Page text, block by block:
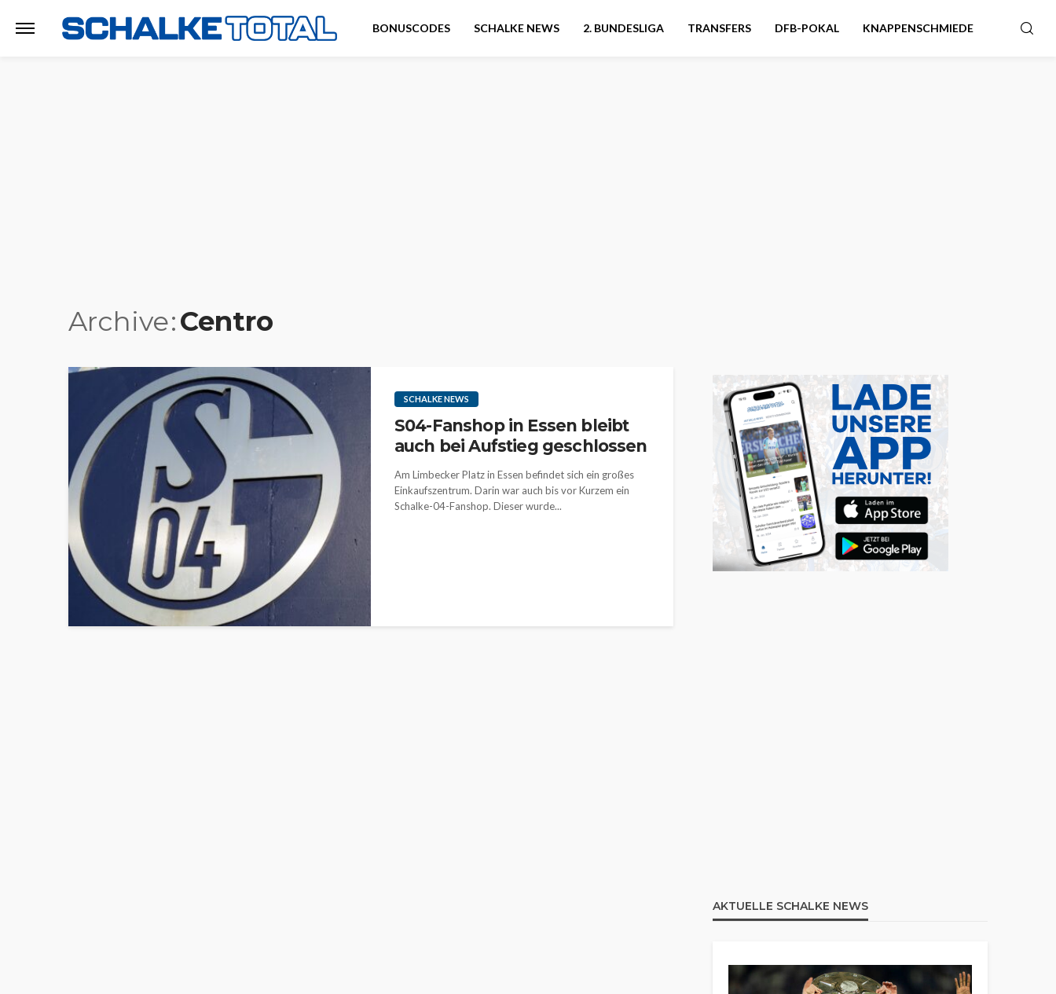
BONUSCODES SCHALKE NEWS 2. BUNDESLIGA TRANSFERS DFB-POKAL KNAPPENSCHMIEDE
Archive Centro
SCHALKE NEWS
S04-Fanshop in Essen bleibt
auch bei Aufstieg geschlossen
Am Limbecker Platz in Essen befindet sich ein großes
Einkaufszentrum. Darin war auch bis vor Kurzem ein
Schalke-04-Fanshop. Dieser wurde...
AKTUELLE SCHALKE NEWS